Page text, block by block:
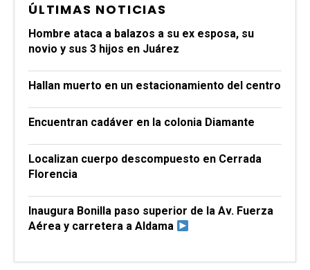
ÚLTIMAS NOTICIAS
Hombre ataca a balazos a su ex esposa, su
novio y sus 3 hijos en Juárez
Hallan muerto en un estacionamiento del centro
Encuentran cadáver en la colonia Diamante
Localizan cuerpo descompuesto en Cerrada
Florencia
Inaugura Bonilla paso superior de la Av. Fuerza
Aérea y carretera a Aldama